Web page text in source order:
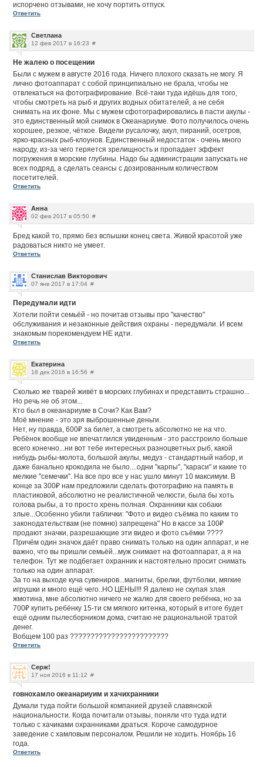
испорчено отзывами, не хочу портить отпуск.
Ответить
Светлана
12 фев 2017 в 16:23 #
Не жалею о посещении
Были с мужем в августе 2016 года. Ничего плохого сказать не могу. Я
лично фотоаппарат с собой принципиально не брала, чтобы не
отвлекаться на фотографирование. Всё-таки туда идёшь для того,
чтобы смотреть на рыб и других водных обитателей, а не себя
снимать на их фоне. Мы с мужем сфотографировались в пасти акулы -
это единственный мой снимок в Океанариуме. Фото получилось очень
хорошее, резкое, чёткое. Видели русалочку, акул, пираний, осетров,
ярко-красных рыб-клоунов. Единственный недостаток - очень много
народу, из-за чего теряется зрелищность и пропадает эффект
погружения в морские глубины. Надо бы администрации запускать не
всех подряд, а сделать сеансы с дозированным количеством
посетителей.
Ответить
Анна
02 фев 2017 в 05:50 #
Бред какой то, прямо без вспышки конец света. Живой красотой уже
радоваться никто не умеет.
Ответить
Станислав Викторович
07 янв 2017 в 17:04 #
Передумали идти
Хотели пойти семьёй - но почитав отзывы про "качество"
обслуживания и незаконные действия охраны - передумали. И всем
знакомым порекомендуем НЕ идти.
Ответить
Екатерина
18 дек 2016 в 16:56 #
Сколько же тварей живёт в морских глубинах и представить страшно...
Но речь не об этом...
Кто был в океанариуме в Сочи? Как Вам?
Моё мнение - это зря выброшенные деньги.
Нет, ну правда, 600₽ за билет, а смотреть абсолютно не на что.
Ребёнок вообще не впечатлился увиденным - это расстроило больше
всего конечно...ни вот тебе интересных разноцветных рыб, какой
нибудь рыбы-молота, большой акулы, медуз - стандартный набор, и
даже банально крокодила не было....одни "карпы", "караси" и какие то
мелкие "семечки". На все про все у нас ушло минут 10 максимум. В
конце за 300₽ нам предложили сделать фотографию на память в
пластиковой, абсолютно не реалистичной челюсти, была бы хоть
голова рыбы, а то просто хрень полная. Охранники как собаки
злые...Особенно убили таблички: "Фото и видео съёмка по каким то
законодательствам (не помню) запрещена" Но в кассе за 100₽
продают значки, разрешающие эти видео и фото съёмки ????
Причём один значок даёт право снимать только на один аппарат, и не
важно, что вы пришли семьёй...муж снимает на фотоаппарат, а я на
телефон. Тут же подбегает охранник и настоятельно просит снимать
только на один аппарат.
За то на выходе куча сувениров...магниты, брелки, футболки, мягкие
игрушки и много ещё чего..НО ЦЕНЫ!!! Я далеко не скупая злая
жмотина, мне абсолютно ничего не жалко для своего ребёнка, но за
700₽ купить ребёнку 15-ти см мягкого китенка, который в итоге будет
ещё одним пылесборником дома, считаю не рациональной тратой
денег.
Вобщем 100 раз ????????????????????????
Ответить
Серж!
17 ноя 2016 в 11:12 #
говнохамло океанариуим и хачихранники
Думали туда пойти большой компанией друзей славянской
национальности. Когда почитали отзывы, поняли что туда идти
только с хачиками охранниками драться. Короче самодурное
заведение с хамловым персоналом. Решили не ходить. Ноябрь 16
года.
Ответить